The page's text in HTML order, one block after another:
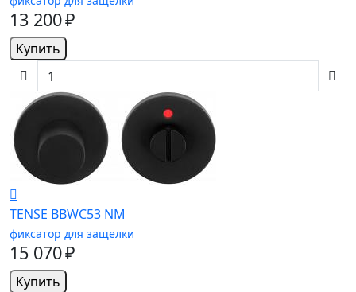
13 200 ₽
Купить
TENSE BBWC53 NM
фиксатор для защелки
15 070 ₽
Купить